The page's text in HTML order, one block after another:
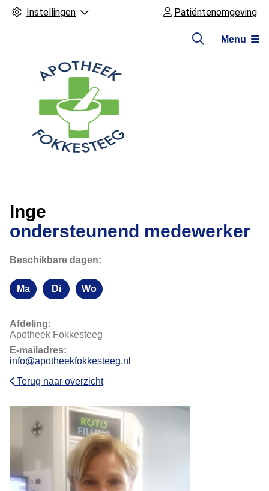
Instellingen Patiëntenomgeving
Menu
Inge
ondersteunend medewerker
Beschikbare dagen:
Maandag
Ma Dinsdag
Di Woensdag
Wo
Afdeling:
Apotheek Fokkesteeg
E-mailadres:
info@apotheekfokkesteeg.nl
Terug naar overzicht